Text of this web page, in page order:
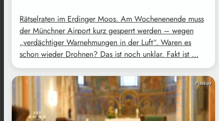
Rätselraten im Erdinger Moos. Am Wochenenende muss
der Münchner Airport kurz gesperrt werden – wegen
„verdächtiger Warnehmungen in der Luft“. Waren es
schon wieder Drohnen? Das ist noch unklar. Fakt ist …
Pixabay